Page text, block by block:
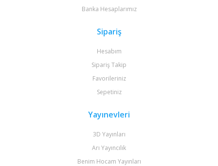
Banka Hesaplarımız
Sipariş
Hesabım
Sipariş Takip
Favorileriniz
Sepetiniz
Yayınevleri
3D Yayınları
Arı Yayıncılık
Benim Hocam Yayınları